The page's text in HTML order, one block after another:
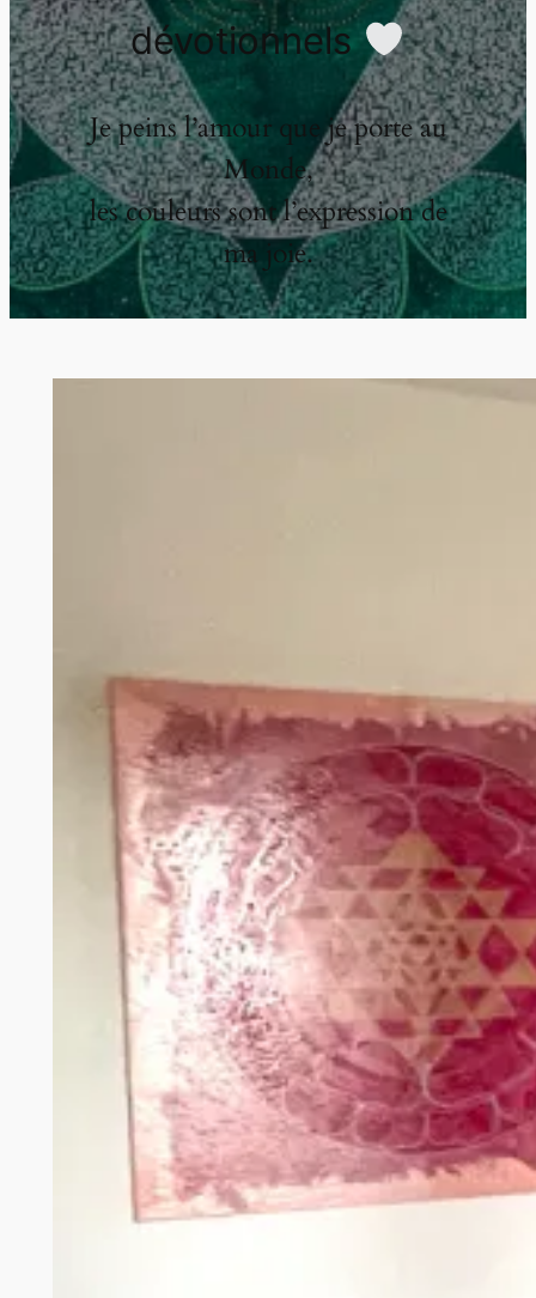
dévotionnels
Je peins l’amour que je porte au
Monde,
les couleurs sont l’expression de
ma joie.